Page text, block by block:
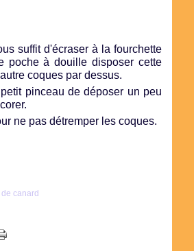
suffit d'écraser à la fourchette
poche à douille disposer cette
coques par dessus.
pinceau de déposer un peu
ne pas détremper les coques.